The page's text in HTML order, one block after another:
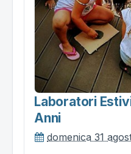
Laboratori
Anni
domenica 31